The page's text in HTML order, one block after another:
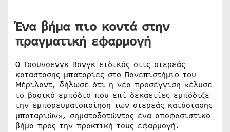
Ένα βήμα πιο κοντά στην
πραγματική εφαρμογή
Ο Τσουνσενγκ Βανγκ ειδικός στις στερεάς
κατάστασης μπαταρίες στο Πανεπιστήμιο του
Μέριλαντ, δήλωσε ότι η νέα προσέγγιση «έλυσε
το βασικό εμπόδιο που επί δεκαετίες εμπόδιζε
την εμπορευματοποίηση των στερεάς κατάστασης
μπαταριών», σηματοδοτώντας ένα αποφασιστικό
βήμα προς την πρακτική τους εφαρμογή.